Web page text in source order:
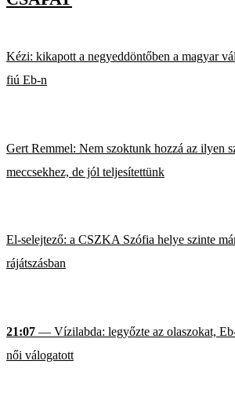
Kézi: kikapott a negyeddöntőben a magyar
fiú Eb-n
Gert Remmel: Nem szoktunk hozzá az ilyen
meccsekhez, de jól teljesítettünk
El-selejtező: a CSZKA Szófia helye szinte
rájátszásban
21:07 — Vízilabda: legyőzte az olaszokat,
női válogatott